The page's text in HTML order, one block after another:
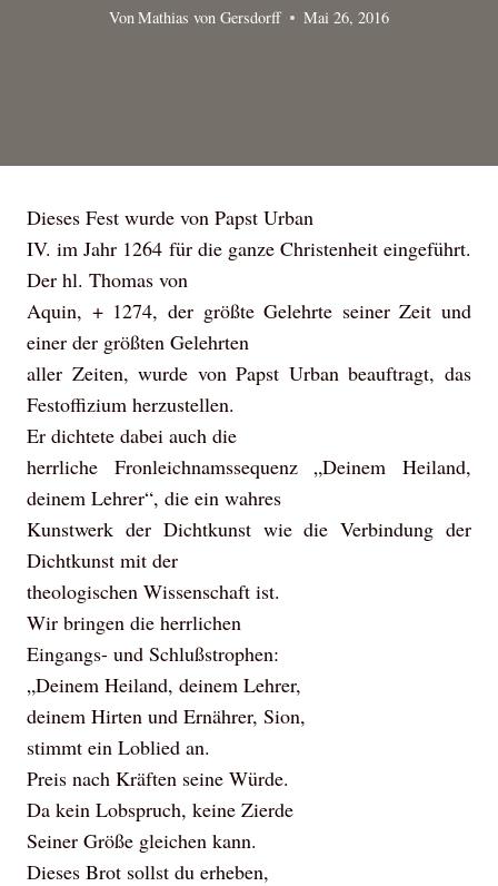
VonMathias von Gersdorff Mai 26, 2016
Dieses Fest wurde von Papst Urban
IV. im Jahr 1264 für die ganze Christenheit eingeführt.
Der hl. Thomas von
Aquin, + 1274, der größte Gelehrte seiner Zeit und
einer der größten Gelehrten
aller Zeiten, wurde von Papst Urban beauftragt, das
Festoffizium herzustellen.
Er dichtete dabei auch die
herrliche Fronleichnamssequenz „Deinem Heiland,
deinem Lehrer“, die ein wahres
Kunstwerk der Dichtkunst wie die Verbindung der
Dichtkunst mit der
theologischen Wissenschaft ist.
Wir bringen die herrlichen
Eingangs- und Schlußstrophen:
„Deinem Heiland, deinem Lehrer,
deinem Hirten und Ernährer, Sion,
stimmt ein Loblied an.
Preis nach Kräften seine Würde.
Da kein Lobspruch, keine Zierde
Seiner Größe gleichen kann.
Dieses Brot sollst du erheben,